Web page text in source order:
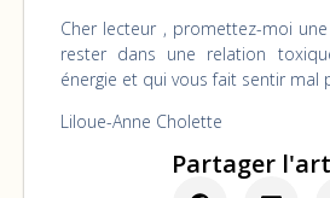
Cher lecteur , promettez-moi
rester dans une relation
énergie et qui vous fait sentir mal
Liloue-Anne Cholette
Partager